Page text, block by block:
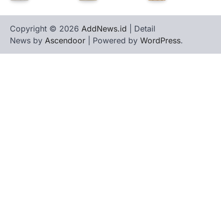
Copyright © 2026 AddNews.id | Detail
News by Ascendoor | Powered by WordPress.